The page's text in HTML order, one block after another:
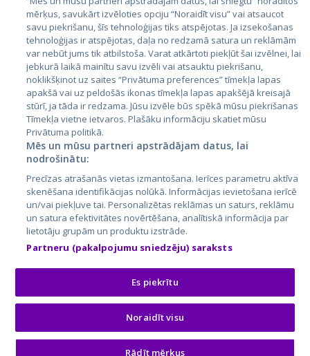
Латвия
Литва
City24.lv
City24.ee
GetaPro.lv
GetaPro.ee
Skelbiu.lt
Autoplius.lt
Aruodas.lt
CVbankas.lt
Kainos.lt
Paslaugos.lt
auto24.ee
Osta.ee
KuldneBörs.ee
© 2026 GetaPro. Все права защищены.
mērķus, savukārt izvēloties opciju “Noraidīt visu” vai atsaucot
savu piekrišanu, šīs tehnoloģijas tiks atspējotas. Ja izsekošanas
tehnoloģijas ir atspējotas, daļa no redzamā satura un reklāmām
var nebūt jums tik atbilstoša. Varat atkārtoti piekļūt šai izvēlnei, lai
jebkurā laikā mainītu savu izvēli vai atsauktu piekrišanu,
noklikšķinot uz saites “Privātuma preferences” tīmekļa lapas
apakšā vai uz peldošās ikonas tīmekļa lapas apakšējā kreisajā
stūrī, ja tāda ir redzama. Jūsu izvēle būs spēkā mūsu piekrišanas
Tīmekļa vietne ietvaros. Plašāku informāciju skatiet mūsu
Privātuma politikā.
Mēs un mūsu partneri apstrādājam datus, lai
nodrošinātu:
Precīzas atrašanās vietas izmantošana. Ierīces parametru aktīva
skenēšana identifikācijas nolūkā. Informācijas ievietošana ierīcē
un/vai piekļuve tai. Personalizētas reklāmas un saturs, reklāmu
un satura efektivitātes novērtēšana, analītiskā informācija par
lietotāju grupām un produktu izstrāde.
Partneru (pakalpojumu sniedzēju) saraksts
Es piekrītu
Noraidīt visu
Rādīt mērķus